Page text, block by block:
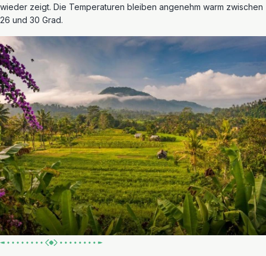
wieder zeigt. Die Temperaturen bleiben angenehm warm zwischen
26 und 30 Grad.